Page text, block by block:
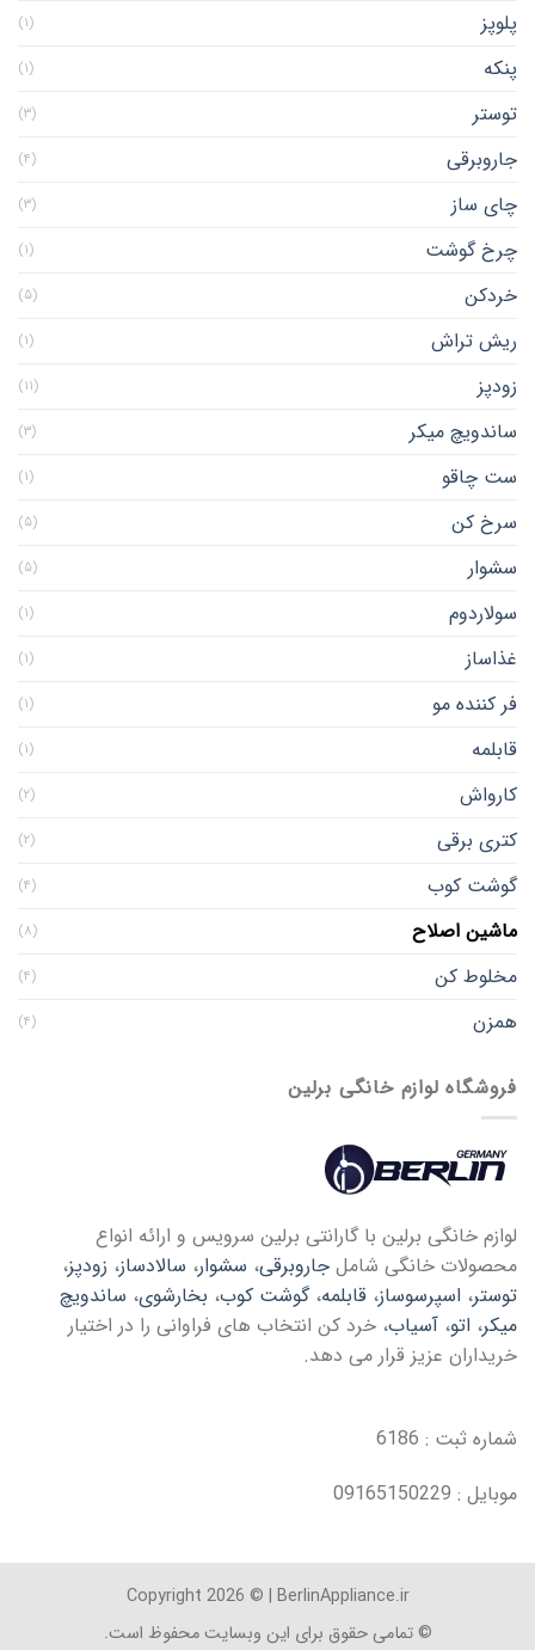
پلوپز (۱)
پنکه (۱)
توستر (۳)
جاروبرقی (۴)
چای ساز (۳)
چرخ گوشت (۱)
خردکن (۵)
ریش تراش (۱)
زودپز (۱۱)
ساندویچ میکر (۳)
ست چاقو (۱)
سرخ کن (۵)
سشوار (۵)
سولاردوم (۱)
غذاساز (۱)
فر کننده مو (۱)
قابلمه (۱)
کارواش (۲)
کتری برقی (۲)
گوشت کوب (۴)
ماشین اصلاح (۸)
مخلوط کن (۴)
همزن (۴)
فروشگاه لوازم خانگی برلین
لوازم خانگی برلین با گارانتی برلین سرویس و ارائه انواع
محصولات خانگی شامل جاروبرقی، سشوار، سالادساز، زودپز،
توستر، اسپرسوساز، قابلمه،گوشت کوب، بخارشوی، ساندویچ
میکر، اتو، آسیاب، خرد کن انتخاب های فراوانی را در اختیار
خریداران عزیز قرار می دهد.
شماره ثبت : 6186
موبایل : 09165150229
Copyright 2026 © | BerlinAppliance.ir
© تمامی حقوق برای این وبسایت محفوظ است.